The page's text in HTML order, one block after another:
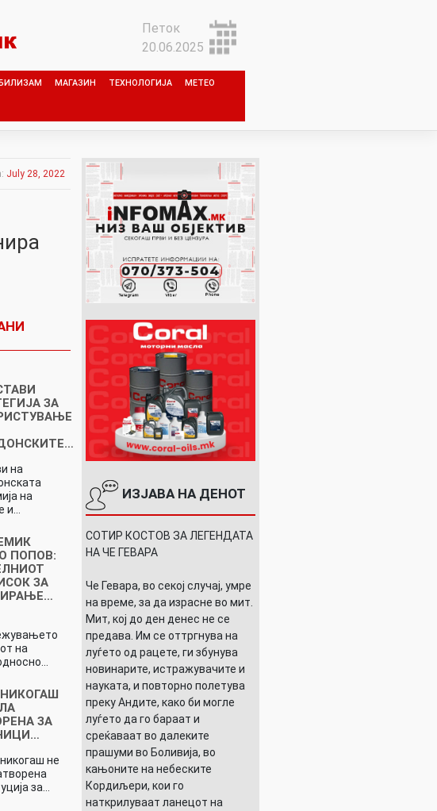
Петок
20.06.2025
МАГАЗИН ТЕХНОЛОГИЈА МЕТЕО
July 28, 2022
ЗА
на
на
и…
ПОПОВ:
ЗА
на
ЗА
не
за…
ИЗЈАВА НА ДЕНОТ
СОТИР КОСТОВ ЗА ЛЕГЕНДАТА
НА ЧЕ ГЕВАРА
Че Гевара, во секој случај, умре
на време, за да израсне во мит.
Мит, кој до ден денес не се
предава. Им се оттргнува на
луѓето од рацете, ги збунува
новинарите, истражувачите и
науката, и повторно полетува
преку Андите, како би могле
луѓето да го бараат и
среќаваат во далеките
прашуми во Боливија, во
кањоните на небеските
Кордиљери, кои го
наткрилуваат ланецот на